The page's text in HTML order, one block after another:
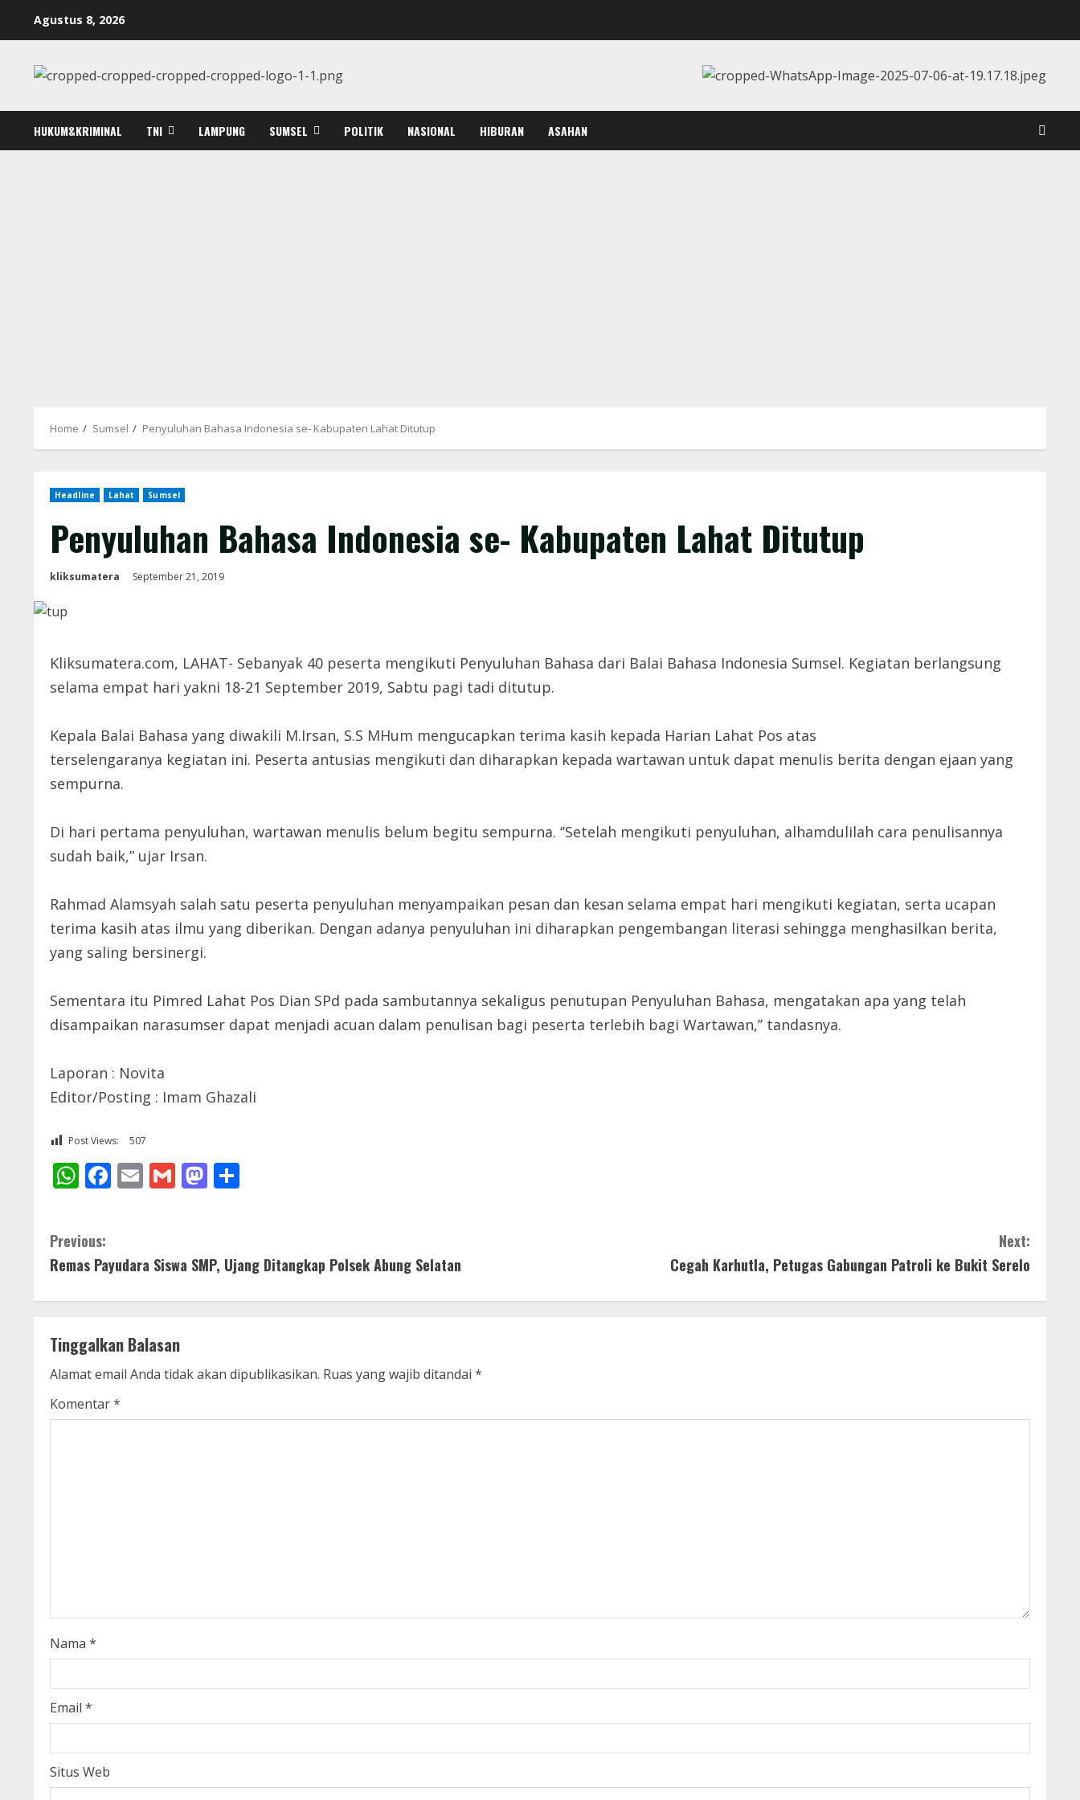
Agustus 8, 2026
HUKUM&KRIMINAL TNI LAMPUNG SUMSEL POLITIK NASIONAL HIBURAN ASAHAN
Home Sumsel Penyuluhan Bahasa Indonesia se- Kabupaten Lahat Ditutup
Headline Lahat Sumsel
Penyuluhan Bahasa Indonesia se- Kabupaten Lahat Ditutup
kliksumatera September 21, 2019
Kliksumatera.com, LAHAT- Sebanyak 40 peserta mengikuti Penyuluhan Bahasa dari Balai Bahasa Indonesia Sumsel. Kegiatan berlangsung
selama empat hari yakni 18-21 September 2019, Sabtu pagi tadi ditutup.
Kepala Balai Bahasa yang diwakili M.Irsan, S.S MHum mengucapkan terima kasih kepada Harian Lahat Pos atas
terselengaranya kegiatan ini. Peserta antusias mengikuti dan diharapkan kepada wartawan untuk dapat menulis berita dengan ejaan yang
sempurna.
Di hari pertama penyuluhan, wartawan menulis belum begitu sempurna. ‘’Setelah mengikuti penyuluhan, alhamdulilah cara penulisannya
sudah baik,” ujar Irsan.
Rahmad Alamsyah salah satu peserta penyuluhan menyampaikan pesan dan kesan selama empat hari mengikuti kegiatan, serta ucapan
terima kasih atas ilmu yang diberikan. Dengan adanya penyuluhan ini diharapkan pengembangan literasi sehingga menghasilkan berita,
yang saling bersinergi.
Sementara itu Pimred Lahat Pos Dian SPd pada sambutannya sekaligus penutupan Penyuluhan Bahasa, mengatakan apa yang telah
disampaikan narasumser dapat menjadi acuan dalam penulisan bagi peserta terlebih bagi Wartawan,’’ tandasnya.
Laporan : Novita
Editor/Posting : Imam Ghazali
Post Views: 507
WhatsApp
Facebook
EmailGmailMastodon
C
o
n
t
i
n
d
i
n
g
Previous:
Remas Payudara Siswa SMP, Ujang Ditangkap Polsek Abung Selatan
Next:
Cegah Karhutla, Petugas Gabungan Patroli ke Bukit Serelo
Tinggalkan Balasan
Alamat email Anda tidak akan dipublikasikan. Ruas yang wajib ditandai *
Komentar*
Nama *
Email *
Situs Web